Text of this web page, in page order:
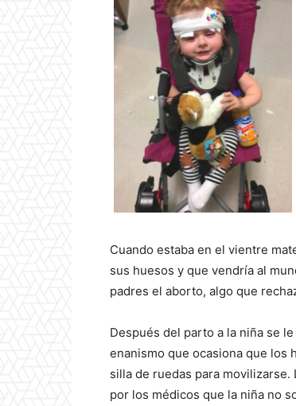
Cuando estaba en el vientre
sus huesos y que vendría al
padres el aborto, algo que
Después del parto a la niña se
enanismo que ocasiona que los
silla de ruedas para
por los médicos que la niña no